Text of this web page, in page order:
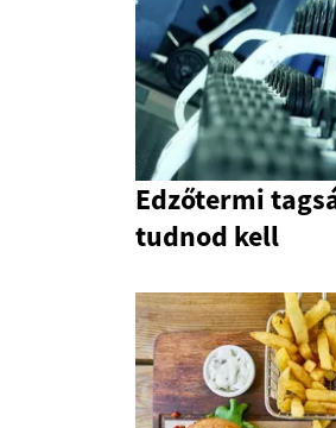
Edzőtermi
tudnod kell